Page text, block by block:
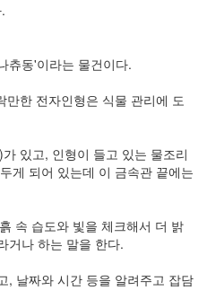
츄동'이라는 물건이다.
한 전자인형은 식물 관리에 도
있고, 인형이 들고 있는 물조리
게 되어 있는데 이 금속관 끝에는
속 습도와 빛을 체크해서 더 밝
거나 하는 말을 한다.
, 날짜와 시간 등을 알려주고 잡담